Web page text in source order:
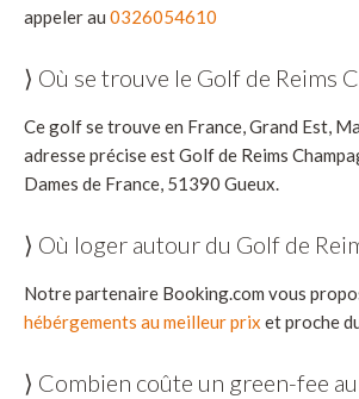
appeler au 0326054610
⟩ Où se trouve le Golf de Reims
Ce golf se trouve en France, Grand Est,
adresse précise est Golf de Reims
Dames de France, 51390 Gueux.
⟩ Où loger autour du Golf de
Notre partenaire Booking.com vous
hébérgements au meilleur prix et proche
⟩ Combien coûte un green-fee